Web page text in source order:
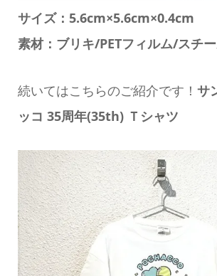
サイズ：5.6cm×5.6cm×0.4cm
素材：ブリキ/PETフィルム/スチ
続いてはこちらのご紹介です！ サ
ッコ 35周年(35th) Ｔシャツ